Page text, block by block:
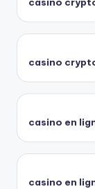
casino
casino en
casino en